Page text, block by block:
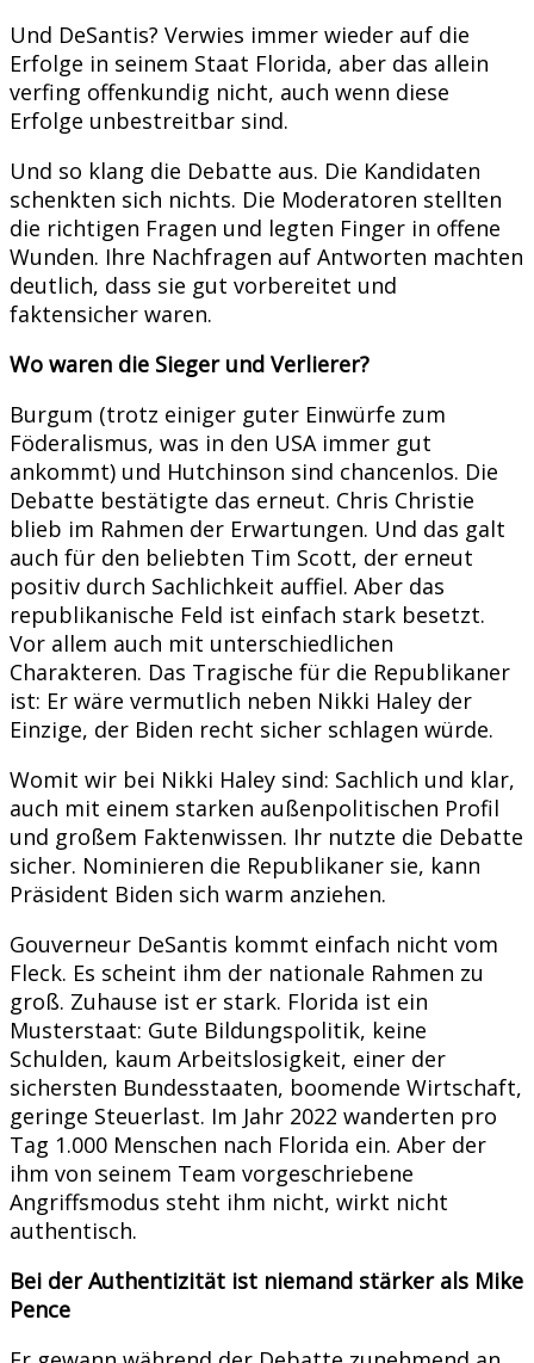
Und DeSantis? Verwies immer wieder auf die
Erfolge in seinem Staat Florida, aber das allein
verfing offenkundig nicht, auch wenn diese
Erfolge unbestreitbar sind.
Und so klang die Debatte aus. Die Kandidaten
schenkten sich nichts. Die Moderatoren stellten
die richtigen Fragen und legten Finger in offene
Wunden. Ihre Nachfragen auf Antworten machten
deutlich, dass sie gut vorbereitet und
faktensicher waren.
Wo waren die Sieger und Verlierer?
Burgum (trotz einiger guter Einwürfe zum
Föderalismus, was in den USA immer gut
ankommt) und Hutchinson sind chancenlos. Die
Debatte bestätigte das erneut. Chris Christie
blieb im Rahmen der Erwartungen. Und das galt
auch für den beliebten Tim Scott, der erneut
positiv durch Sachlichkeit auffiel. Aber das
republikanische Feld ist einfach stark besetzt.
Vor allem auch mit unterschiedlichen
Charakteren. Das Tragische für die Republikaner
ist: Er wäre vermutlich neben Nikki Haley der
Einzige, der Biden recht sicher schlagen würde.
Womit wir bei Nikki Haley sind: Sachlich und klar,
auch mit einem starken außenpolitischen Profil
und großem Faktenwissen. Ihr nutzte die Debatte
sicher. Nominieren die Republikaner sie, kann
Präsident Biden sich warm anziehen.
Gouverneur DeSantis kommt einfach nicht vom
Fleck. Es scheint ihm der nationale Rahmen zu
groß. Zuhause ist er stark. Florida ist ein
Musterstaat: Gute Bildungspolitik, keine
Schulden, kaum Arbeitslosigkeit, einer der
sichersten Bundesstaaten, boomende Wirtschaft,
geringe Steuerlast. Im Jahr 2022 wanderten pro
Tag 1.000 Menschen nach Florida ein. Aber der
ihm von seinem Team vorgeschriebene
Angriffsmodus steht ihm nicht, wirkt nicht
authentisch.
Bei der Authentizität ist niemand stärker als Mike
Pence